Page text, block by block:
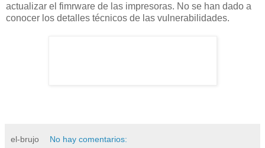
actualizar el fimrware de las impresoras. No se han dado a
conocer los detalles técnicos de las vulnerabilidades.
el-brujo No hay comentarios: